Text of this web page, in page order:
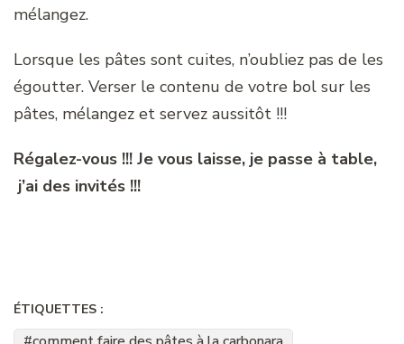
mélangez.
Lorsque les pâtes sont cuites, n’oubliez pas de les
égoutter. Verser le contenu de votre bol sur les
pâtes, mélangez et servez aussitôt !!!
Régalez-vous !!! Je vous laisse, je passe à table,
j’ai des invités !!!
ÉTIQUETTES :